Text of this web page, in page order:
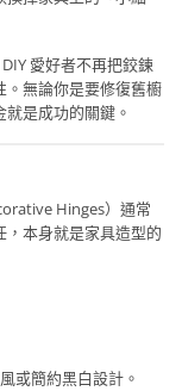
愛好者不再把鉸鍊
。無論你是要修復舊櫥
是成功的關鍵。
Hinges）通常
本身就是家具造型的
或簡約黑白設計。